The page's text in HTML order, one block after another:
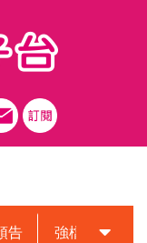
告 強檔動畫預告